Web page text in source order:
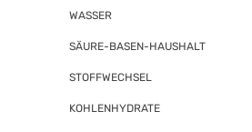
WASSER
SÄURE-BASEN-HAUSHALT
STOFFWECHSEL
KOHLENHYDRATE